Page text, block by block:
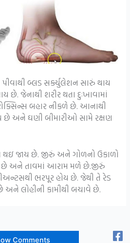
બ્લડ સર્ક્યુલેશન સારું થાય
છે. જેનાથી શરીર થતા દુઃખાવામાં
બહાર નીકળે છે. આનાથી
છે અને ઘણી બીમારીઓ સામે રક્ષણ
થઇ જાય છે. જીરું અને ગોળનો ઉકાળો
છે અને તાવમાં આરામ મળે છે.જીરું
ભરપૂર હોય છે. જેથી તે રેડ
લોહીની કામીથી બચાવે છે.
Comments